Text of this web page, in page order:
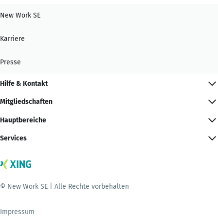
New Work SE
Karriere
Presse
Hilfe & Kontakt
Mitgliedschaften
Hauptbereiche
Services
© New Work SE | Alle Rechte vorbehalten
Impressum